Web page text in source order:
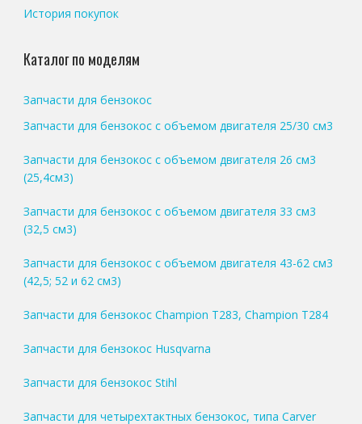
История покупок
Каталог по моделям
Запчасти для бензокос
Запчасти для бензокос с объемом двигателя 25/30 см3
Запчасти для бензокос с объемом двигателя 26 см3
(25,4см3)
Запчасти для бензокос с объемом двигателя 33 см3
(32,5 см3)
Запчасти для бензокос с объемом двигателя 43-62 см3
(42,5; 52 и 62 см3)
Запчасти для бензокос Champion T283, Champion T284
Запчасти для бензокос Husqvarna
Запчасти для бензокос Stihl
Запчасти для четырехтактных бензокос, типа Carver